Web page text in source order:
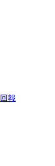
回報